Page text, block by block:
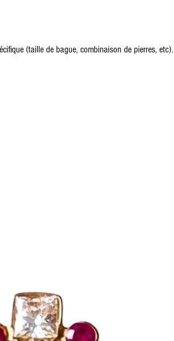
(taille de bague, combinaison de pierres, etc).